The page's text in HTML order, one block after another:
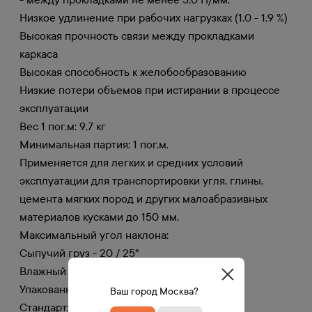
Низкое удлинение при рабочих нагрузках (1,0 - 1,9 %)
Высокая прочность связи между прокладками
каркаса
Высокая способность к желобообразованию
Низкие потери объемов при истирании в процессе
эксплуатации
Вес 1 пог.м: 9,7 кг
Минимальная партия: 1 пог.м.
Применяется для легких и средних условий
эксплуатации для транспортировки угля, глины,
цемента мягких пород и других малоабразивных
материалов кусками до 150 мм.
Максимальный угол наклона:
Сыпучий груз - 20 / 25°
Влажный груз - 30°
Упакованный груз - 30 / 35°
Стандарт: DIN 22102
Ваш город Москва?